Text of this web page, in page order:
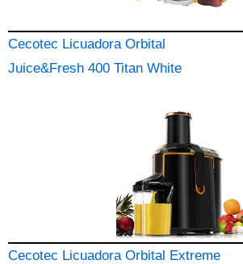
Cecotec Licuadora Orbital
Juice&Fresh 400 Titan White
Cecotec Licuadora Orbital Extreme